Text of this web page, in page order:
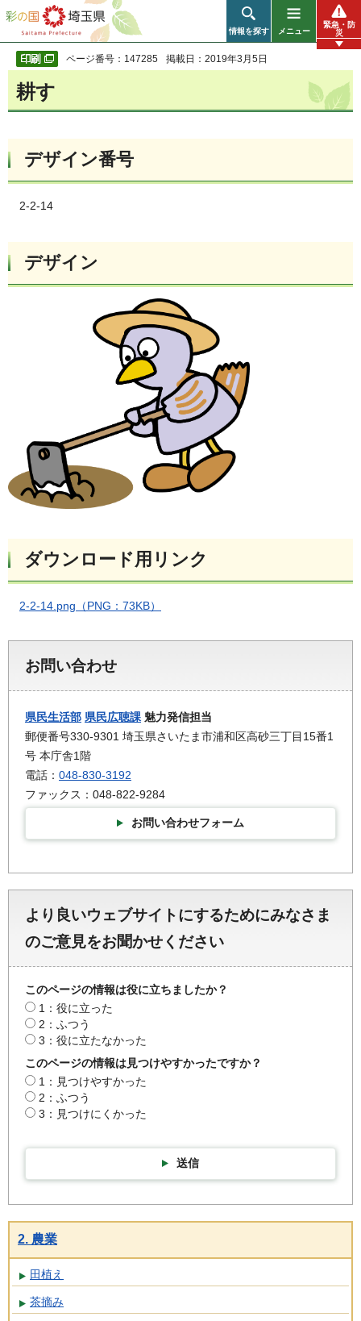
彩の国 埼玉県
情報を探す メニュー
緊急・防
災
ページ番号：147285 掲載日：2019年3月5日
耕す
デザイン番号
2-2-14
デザイン
ダウンロード用リンク
2-2-14.png（PNG：73KB）
お問い合わせ
県民生活部 県民広聴課 魅力発信担当
郵便番号330-9301 埼玉県さいたま市浦和区高砂三丁目15番1
号 本庁舎1階
電話： 048-830-3192
ファックス：048-822-9284
お問い合わせフォーム
より良いウェブサイトにするためにみなさま
のご意見をお聞かせください
このページの情報は役に立ちましたか？
1：役に立った
2：ふつう
3：役に立たなかった
このページの情報は見つけやすかったですか？
1：見つけやすかった
2：ふつう
3：見つけにくかった
送信
2. 農業
田植え
茶摘み